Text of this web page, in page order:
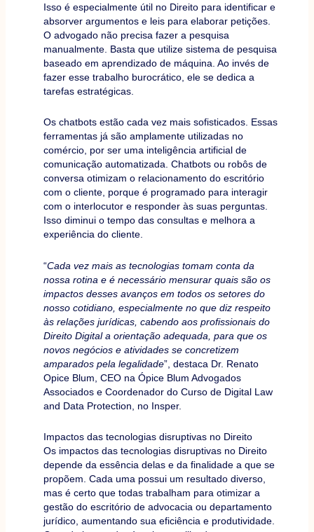
Isso é especialmente útil no Direito para identificar e
absorver argumentos e leis para elaborar petições.
O advogado não precisa fazer a pesquisa
manualmente. Basta que utilize sistema de pesquisa
baseado em aprendizado de máquina. Ao invés de
fazer esse trabalho burocrático, ele se dedica a
tarefas estratégicas.
Os chatbots estão cada vez mais sofisticados. Essas
ferramentas já são amplamente utilizadas no
comércio, por ser uma inteligência artificial de
comunicação automatizada. Chatbots ou robôs de
conversa otimizam o relacionamento do escritório
com o cliente, porque é programado para interagir
com o interlocutor e responder às suas perguntas.
Isso diminui o tempo das consultas e melhora a
experiência do cliente.
“Cada vez mais as tecnologias tomam conta da
nossa rotina e é necessário mensurar quais são os
impactos desses avanços em todos os setores do
nosso cotidiano, especialmente no que diz respeito
às relações jurídicas, cabendo aos profissionais do
Direito Digital a orientação adequada, para que os
novos negócios e atividades se concretizem
amparados pela legalidade”, destaca Dr. Renato
Opice Blum, CEO na Ópice Blum Advogados
Associados e Coordenador do Curso de Digital Law
and Data Protection, no Insper.
Impactos das tecnologias disruptivas no Direito
Os impactos das tecnologias disruptivas no Direito
depende da essência delas e da finalidade a que se
propõem. Cada uma possui um resultado diverso,
mas é certo que todas trabalham para otimizar a
gestão do escritório de advocacia ou departamento
jurídico, aumentando sua eficiência e produtividade.